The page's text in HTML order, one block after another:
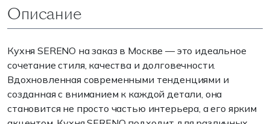
Описание
Кухня SERENO на заказ в Москве — это идеальное
сочетание стиля, качества и долговечности.
Вдохновленная современными тенденциями и
созданная с вниманием к каждой детали, она
становится не просто частью интерьера, а его ярким